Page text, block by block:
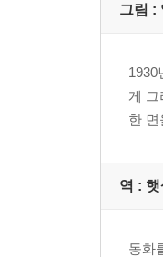
그림 :
1930
게
한
역 :
동화